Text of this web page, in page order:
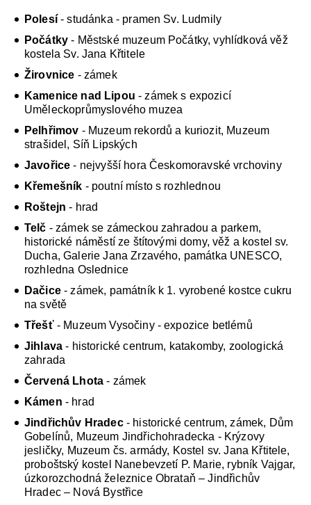
Polesí- studánka - pramen Sv. Ludmily
Počátky - Městské muzeum Počátky, vyhlídková věž
kostela Sv. Jana Křtitele
Žirovnice - zámek
Kamenice nad Lipou - zámek s expozicí
Uměleckoprůmyslového muzea
Pelhřimov - Muzeum rekordů a kuriozit, Muzeum
strašidel, Síň Lipských
Javořice - nejvyšší hora Českomoravské vrchoviny
Křemešník - poutní místo s rozhlednou
Roštejn- hrad
Telč - zámek se zámeckou zahradou a parkem,
historické náměstí ze štítovými domy, věž a kostel sv.
Ducha, Galerie Jana Zrzavého, památka UNESCO,
rozhledna Oslednice
Dačice- zámek, památník k 1. vyrobené kostce cukru
na světě
Třešť- Muzeum Vysočiny - expozice betlémů
Jihlava - historické centrum, katakomby, zoologická
zahrada
Červená Lhota- zámek
Kámen - hrad
Jindřichův Hradec- historické centrum, zámek, Dům
Gobelínů, Muzeum Jindřichohradecka - Krýzovy
jesličky, Muzeum čs. armády, Kostel sv. Jana Křtitele,
proboštský kostel Nanebevzetí P. Marie, rybník Vajgar,
úzkorozchodná železnice Obrataň – Jindřichův
Hradec – Nová Bystřice